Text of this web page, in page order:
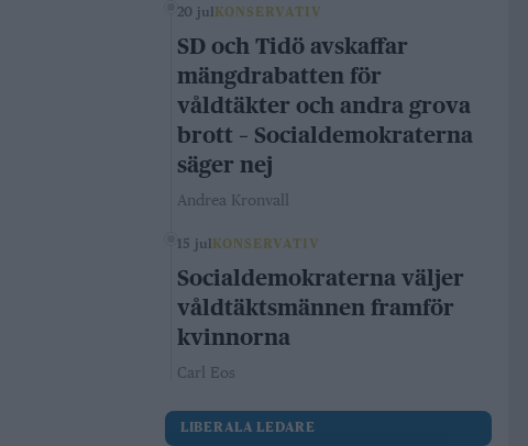
20 jul KONSERVATIV
SD och Tidö avskaffar
mängdrabatten för
våldtäkter och andra grova
brott – Socialdemokraterna
säger nej
Andrea Kronvall
15 jul KONSERVATIV
Socialdemokraterna väljer
våldtäktsmännen framför
kvinnorna
Carl Eos
LIBERALA LEDARE